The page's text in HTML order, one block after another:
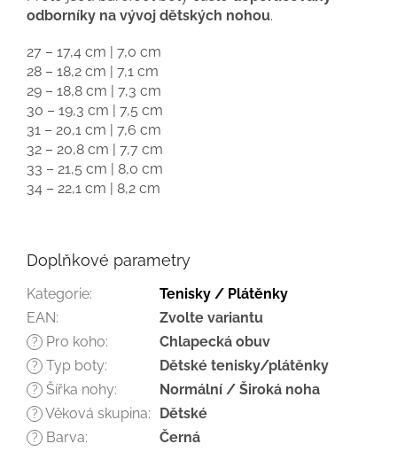
odborníky na vývoj dětských nohou.
27 – 17,4 cm | 7,0 cm
28 – 18,2 cm | 7,1 cm
29 – 18,8 cm | 7,3 cm
30 – 19,3 cm | 7,5 cm
31 – 20,1 cm | 7,6 cm
32 – 20,8 cm | 7,7 cm
33 – 21,5 cm | 8,0 cm
34 – 22,1 cm | 8,2 cm
Doplňkové parametry
Kategorie:
Tenisky / Plátěnky
EAN: Zvolte variantu
? Pro koho: Chlapecká obuv
? Typ boty: Dětské tenisky/plátěnky
? Šířka nohy: Normální / Široká noha
? Věková skupina: Dětské
? Barva: Černá